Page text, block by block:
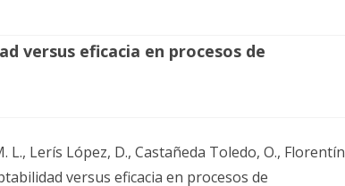
versus eficacia en procesos de
L., Lerís López, D., Castañeda Toledo, O., Florentín
versus eficacia en procesos de